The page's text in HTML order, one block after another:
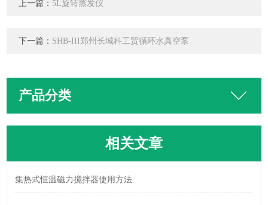
上一篇： 5L旋转蒸发仪
下一篇： SHB-III郑州长城科工贸循环水真空泵
产品分类
相关文章
集热式恒温磁力搅拌器使用方法